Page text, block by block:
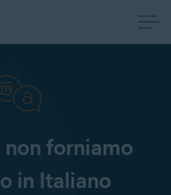
forniamo
in Italiano